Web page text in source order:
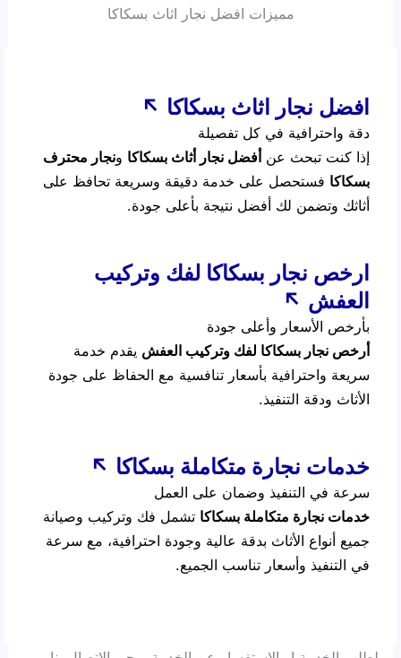
مميزات افضل نجار اثاث بسكاكا
افضل نجار اثاث بسكاكا ↖
دقة واحترافية في كل تفصيلة
إذا كنت تبحث عنأفضل نجار أثاث بسكاكا ونجار محترف
بسكاكا فستحصل على خدمة دقيقة وسريعة تحافظ على
أثاثك وتضمن لك أفضل نتيجة بأعلى جودة.
ارخص نجار بسكاكا لفك وتركيب
العفش ↖️
بأرخص الأسعار وأعلى جودة
أرخص نجار بسكاكا لفك وتركيب العفش يقدم خدمة
سريعة واحترافية بأسعار تنافسية مع الحفاظ على جودة
الأثاث ودقة التنفيذ.
خدمات نجارة متكاملة بسكاكا ↖
سرعة في التنفيذ وضمان على العمل
خدمات نجارة متكاملة بسكاكا تشمل فك وتركيب وصيانة
جميع أنواع الأثاث بدقة عالية وجودة احترافية، مع سرعة
في التنفيذ وأسعار تناسب الجميع.